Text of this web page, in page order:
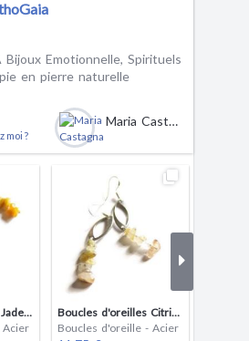
Emotionnelle, Spirituels
en pierre naturelle
moi ?
Maria Castagna
Boucles d'oreilles Jade Jaune
Acier
Boucles d'oreilles Citrine
Boucles d'oreille - Acier